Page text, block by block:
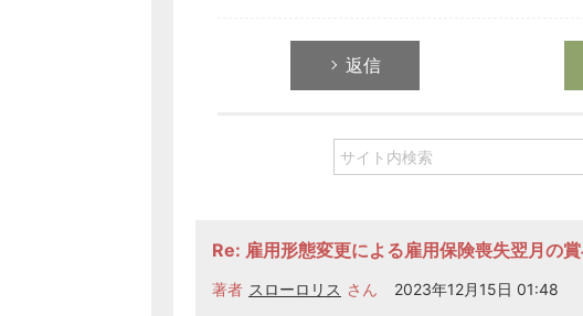
返信
Re: 雇用形態変更による雇用保険喪失翌月の
著者 スローロリス さん 2023年12月15日 01:48